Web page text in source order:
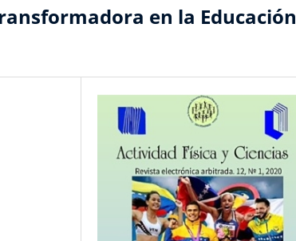
en la Educación